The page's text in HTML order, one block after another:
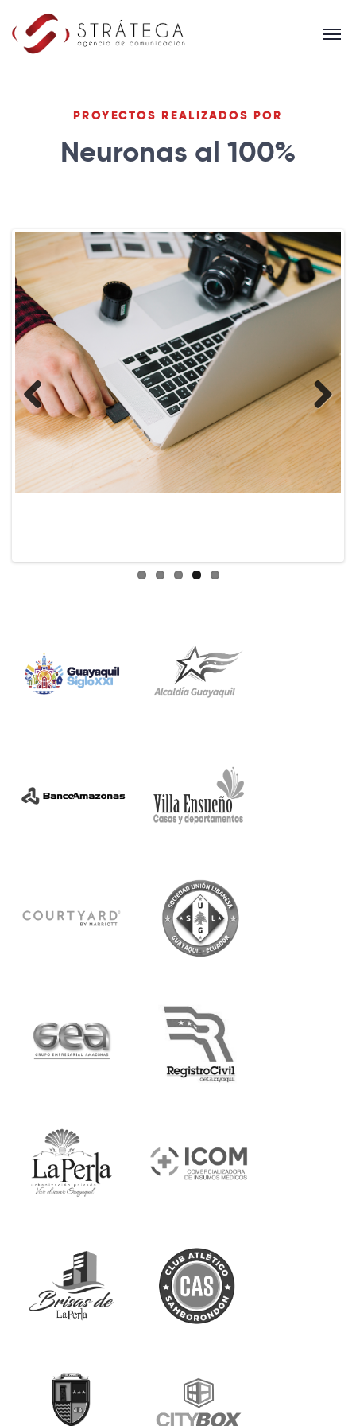
PROYECTOS REALIZADOS POR
Neuronas al 100%
Previous Next